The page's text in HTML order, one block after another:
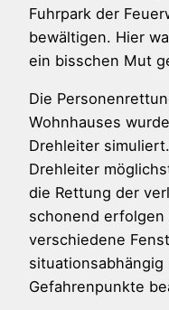
Fuhrpark der
bewältigen. Hier
ein bisschen Mut
Die
Wohnhauses
Drehleiter
Drehleiter
die Rettung der
schonend
verschiedene
Gefahrenpunkte